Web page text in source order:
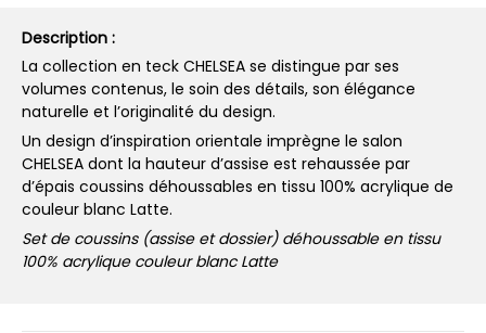
Description :
La collection en teck CHELSEA se distingue par ses
volumes contenus, le soin des détails, son élégance
naturelle et l’originalité du design.
Un design d’inspiration orientale imprègne le salon
CHELSEA dont la hauteur d’assise est rehaussée par
d’épais coussins déhoussables en tissu 100% acrylique de
couleur blanc Latte.
Set de coussins (assise et dossier) déhoussable en tissu
100% acrylique couleur blanc Latte